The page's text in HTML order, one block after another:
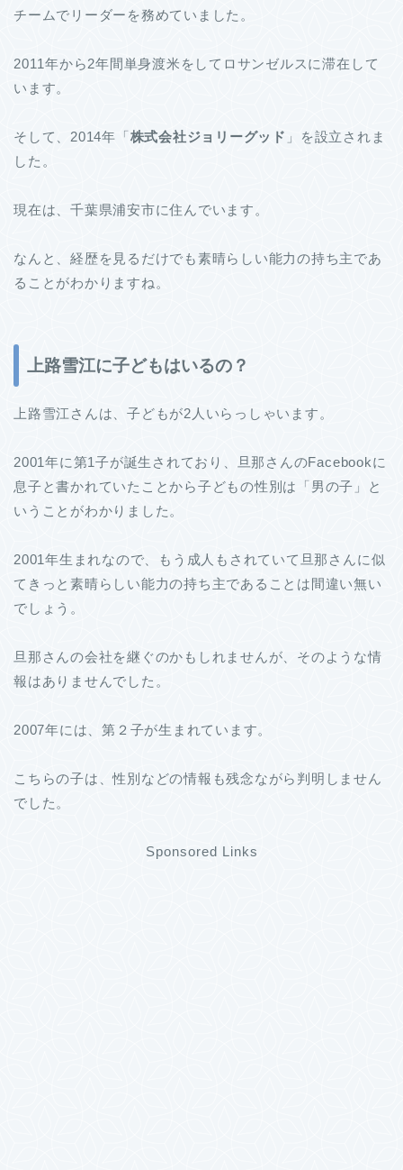
チームでリーダーを務めていました。
2011年から2年間単身渡米をしてロサンゼルスに滞在して
います。
そして、2014年「株式会社ジョリーグッド 」を設立されま
した。
現在は、千葉県浦安市に住んでいます。
なんと、経歴を見るだけでも素晴らしい能力の持ち主であ
ることがわかりますね。
上路雪江に子どもはいるの？
上路雪江さんは、子どもが2人いらっしゃいます。
2001年に第1子が誕生されており、旦那さんのFacebookに
息子と書かれていたことから子どもの性別は「男の子」と
いうことがわかりました。
2001年生まれなので、もう成人もされていて旦那さんに似
てきっと素晴らしい能力の持ち主であることは間違い無い
でしょう。
旦那さんの会社を継ぐのかもしれませんが、そのような情
報はありませんでした。
2007年には、第２子が生まれています。
こちらの子は、性別などの情報も残念ながら判明しません
でした。
Sponsored Links